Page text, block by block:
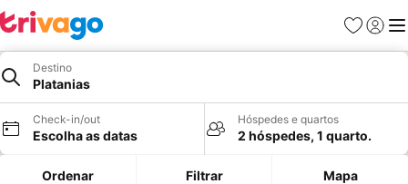
Favoritos
Iniciar
Destino
Platanias
Check-in/out
Escolha as datas
Hóspedes e quartos
2 hóspedes, 1 quarto.
Ordenar Filtrar Mapa